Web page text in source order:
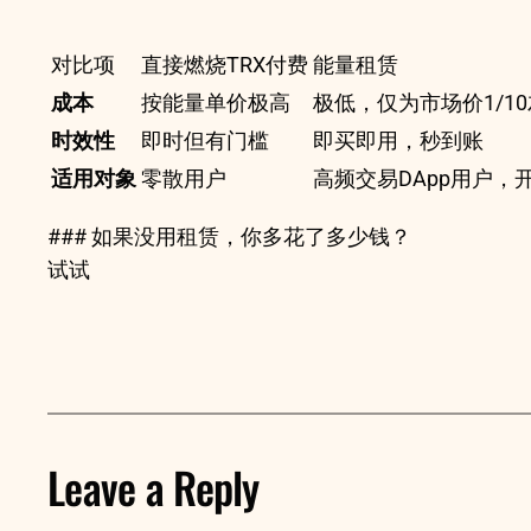
对比项 直接燃烧TRX付费能量租赁
成本
按能量单价极高
极低，仅为市场价1/
时效性
即时但有门槛
即买即用，秒到账
适用对象 零散用户 高频交易DApp用户，
### 如果没用租赁，你多花了多少钱？
试试
Leave a Reply